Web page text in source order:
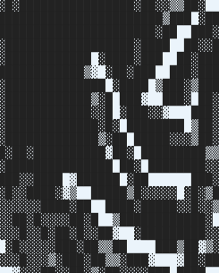
▓████▓███
▓██▓███
▓████
███░ ███▓
▓███▓▓░
██▓
░██████ ▓██
█████▒█▓▓▓▓▓
▓█▓▓▓▓▓███▓██▒▒██